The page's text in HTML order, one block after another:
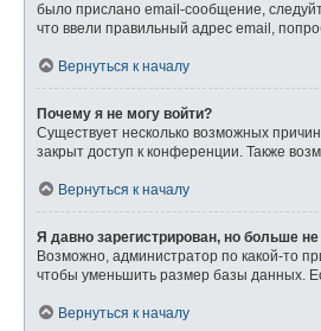
было прислано email-сообщение,
что ввели правильный адрес email,
Вернуться к началу
Почему я не могу войти?
Существует несколько возможных
закрыт доступ к конференции. Также
Вернуться к началу
Я давно зарегистрирован, но больше не
Возможно, администратор по какой-то
чтобы уменьшить размер базы данных.
Вернуться к началу